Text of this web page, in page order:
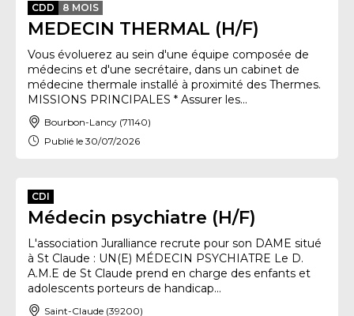
CDD 8 MOIS
MEDECIN THERMAL (H/F)
Vous évoluerez au sein d'une équipe composée de
médecins et d'une secrétaire, dans un cabinet de
médecine thermale installé à proximité des Thermes.
MISSIONS PRINCIPALES * Assurer les...
Bourbon-Lancy (71140)
Publié le 30/07/2026
CDI
Médecin psychiatre (H/F)
L'association Juralliance recrute pour son DAME situé
à St Claude : UN(E) MÉDECIN PSYCHIATRE Le D.
A.M.E de St Claude prend en charge des enfants et
adolescents porteurs de handicap...
Saint-Claude (39200)